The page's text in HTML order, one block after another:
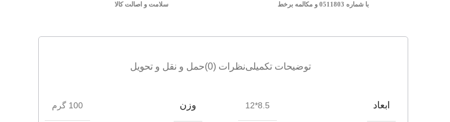
با شماره 0511803 و مکالمه برخط سلامت و اصالت کالا
توضیحات تکمیلینظرات (0) حمل و نقل و تحویل
ابعاد 8.5*12 وزن 100 گرم